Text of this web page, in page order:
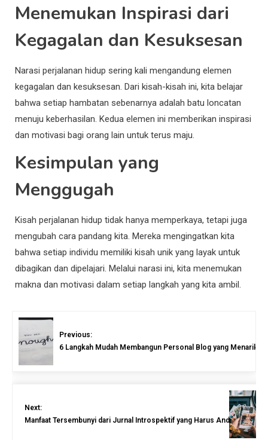
Menemukan Inspirasi dari
Kegagalan dan Kesuksesan
Narasi perjalanan hidup sering kali mengandung elemen
kegagalan dan kesuksesan. Dari kisah-kisah ini, kita belajar
bahwa setiap hambatan sebenarnya adalah batu loncatan
menuju keberhasilan. Kedua elemen ini memberikan inspirasi
dan motivasi bagi orang lain untuk terus maju.
Kesimpulan yang
Menggugah
Kisah perjalanan hidup tidak hanya memperkaya, tetapi juga
mengubah cara pandang kita. Mereka mengingatkan kita
bahwa setiap individu memiliki kisah unik yang layak untuk
dibagikan dan dipelajari. Melalui narasi ini, kita menemukan
makna dan motivasi dalam setiap langkah yang kita ambil.
Previous:
6 Langkah Mudah Membangun Personal Blog yang Menarik
Next:
Manfaat Tersembunyi dari Jurnal Introspektif yang Harus Anda Ketahui